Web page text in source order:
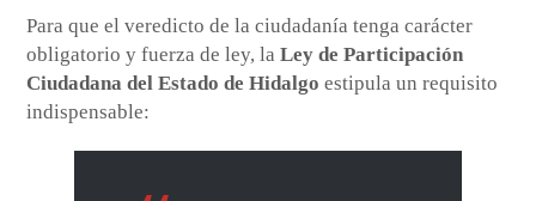
Para que el veredicto de la ciudadanía tenga carácter
obligatorio y fuerza de ley, laLey de Participación
Ciudadana del Estado de Hidalgo estipula un requisito
indispensable: